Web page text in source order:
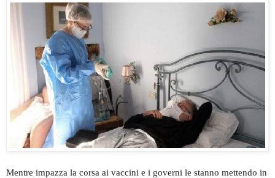
Mentre impazza la corsa ai vaccini e i governi le stanno mettendo in